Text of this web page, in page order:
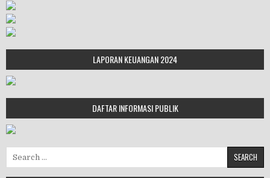
LAPORAN KEUANGAN 2024
DAFTAR INFORMASI PUBLIK